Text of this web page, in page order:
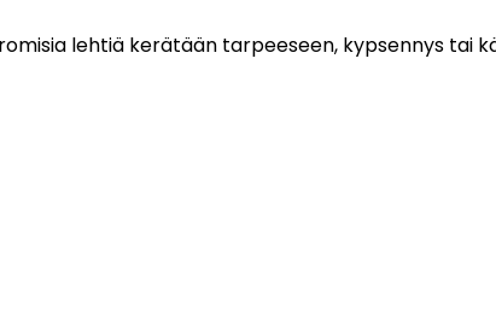
lehtiä kerätään tarpeeseen, kypsennys tai